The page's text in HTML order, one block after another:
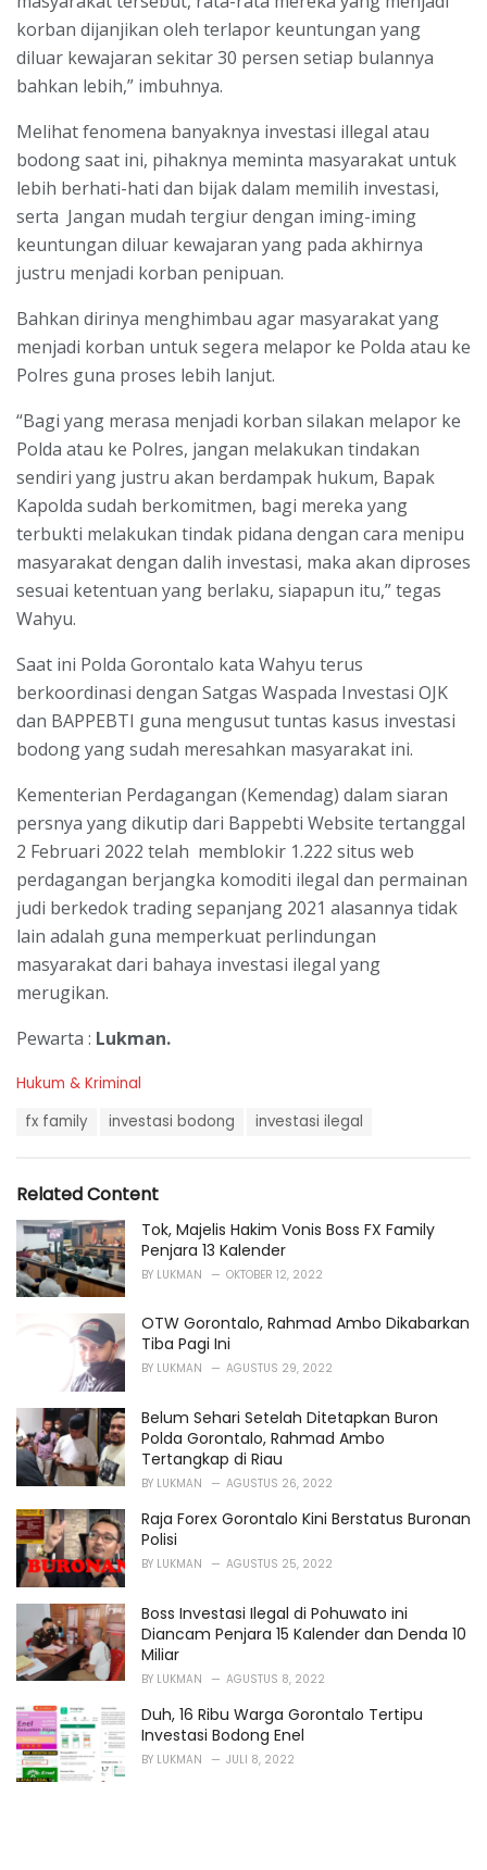
korban dijanjikan oleh terlapor keuntungan yang
diluar kewajaran sekitar 30 persen setiap bulannya
bahkan lebih,” imbuhnya.
Melihat fenomena banyaknya investasi illegal atau
bodong saat ini, pihaknya meminta masyarakat untuk
lebih berhati-hati dan bijak dalam memilih investasi,
serta Jangan mudah tergiur dengan iming-iming
keuntungan diluar kewajaran yang pada akhirnya
justru menjadi korban penipuan.
Bahkan dirinya menghimbau agar masyarakat yang
menjadi korban untuk segera melapor ke Polda atau ke
Polres guna proses lebih lanjut.
“Bagi yang merasa menjadi korban silakan melapor ke
Polda atau ke Polres, jangan melakukan tindakan
sendiri yang justru akan berdampak hukum, Bapak
Kapolda sudah berkomitmen, bagi mereka yang
terbukti melakukan tindak pidana dengan cara menipu
masyarakat dengan dalih investasi, maka akan diproses
sesuai ketentuan yang berlaku, siapapun itu,” tegas
Wahyu.
Saat ini Polda Gorontalo kata Wahyu terus
berkoordinasi dengan Satgas Waspada Investasi OJK
dan BAPPEBTI guna mengusut tuntas kasus investasi
bodong yang sudah meresahkan masyarakat ini.
Kementerian Perdagangan (Kemendag) dalam siaran
persnya yang dikutip dari Bappebti Website tertanggal
2 Februari 2022 telah memblokir 1.222 situs web
perdagangan berjangka komoditi ilegal dan permainan
judi berkedok trading sepanjang 2021 alasannya tidak
lain adalah guna memperkuat perlindungan
masyarakat dari bahaya investasi ilegal yang
merugikan.
Pewarta : Lukman.
C
r
i
e
s
:
Hukum & Kriminal
:
fx family investasi bodong investasi ilegal
Related Content
Tok, Majelis Hakim Vonis Boss FX Family
Penjara 13 Kalender
BY LUKMAN OKTOBER 12, 2022
OTW Gorontalo, Rahmad Ambo Dikabarkan
Tiba Pagi Ini
BY LUKMAN AGUSTUS 29, 2022
Belum Sehari Setelah Ditetapkan Buron
Polda Gorontalo, Rahmad Ambo
Tertangkap di Riau
BY LUKMAN AGUSTUS 26, 2022
Raja Forex Gorontalo Kini Berstatus Buronan
Polisi
BY LUKMAN AGUSTUS 25, 2022
Boss Investasi Ilegal di Pohuwato ini
Diancam Penjara 15 Kalender dan Denda 10
Miliar
BY LUKMAN AGUSTUS 8, 2022
Duh, 16 Ribu Warga Gorontalo Tertipu
Investasi Bodong Enel
BY LUKMAN JULI 8, 2022